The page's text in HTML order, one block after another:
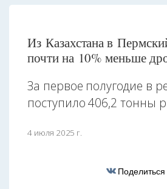
Из Казахстана в
почти на 10% меньше
За первое полугодие в
поступило 406,2 тонны
4 июля 2025 г.
Поделиться